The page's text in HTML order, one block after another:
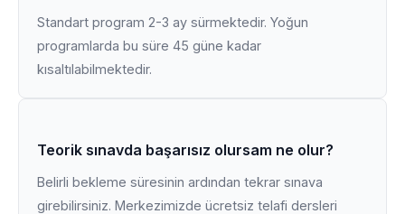
Standart program 2-3 ay sürmektedir. Yoğun
programlarda bu süre 45 güne kadar
kısaltılabilmektedir.
Teorik sınavda başarısız olursam ne olur?
Belirli bekleme süresinin ardından tekrar sınava
girebilirsiniz. Merkezimizde ücretsiz telafi dersleri